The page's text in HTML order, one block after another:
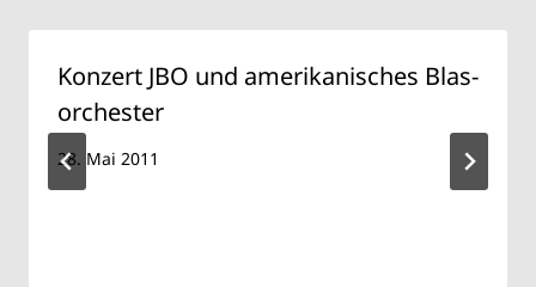
Kon­zert JBO und ame­ri­ka­ni­sches Blas­
or­ches­ter
28. Mai 2011